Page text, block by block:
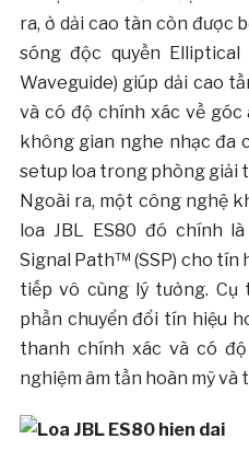
ra, ở dải cao tàn còn được
sóng độc quyền Elliptical
Waveguide) giúp dải cao
và có độ chính xác về
không gian nghe nhạc đa
setup loa trong phòng giải
Ngoài ra, một công nghệ
loa JBL ES80 đó chính
Signal Path™ (SSP) cho tín
tiếp vô cùng lý tưởng. Cụ
phần chuyển đổi tín hiệu
thanh chính xác và có
nghiệm âm tần hoàn mỹ và